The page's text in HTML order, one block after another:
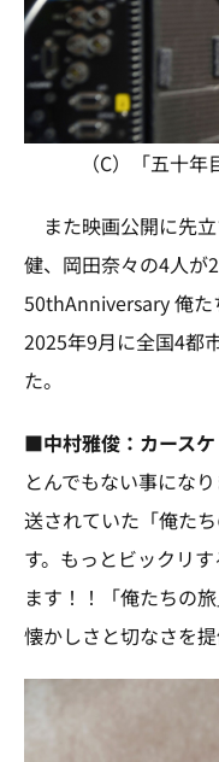
（C）「五十
また映画公開に先
健、岡田奈々の4人が
50thAnniversary 俺た
2025年9月に全国4都
た。
■中村雅俊：カース
とんでもない事にな
送されていた「俺た
す。もっとビックリ
ます！！「俺たちの
懐かしさと切なさを提